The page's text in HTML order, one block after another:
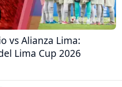
vs Alianza Lima:
Lima Cup 2026